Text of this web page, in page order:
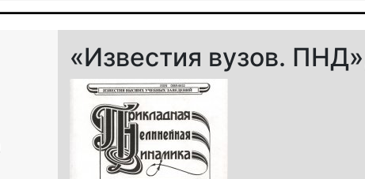
«Известия вузов.